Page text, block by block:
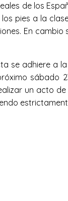
de los
pies a la
En
adhiere a la
sábado
un acto